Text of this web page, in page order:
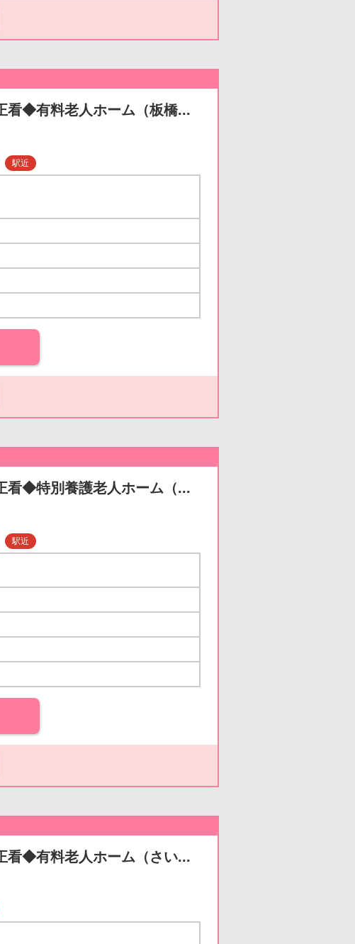
看◆有料老人ホーム（板橋...
駅近
看◆特別養護老人ホーム（...
駅近
看◆有料老人ホーム（さい...